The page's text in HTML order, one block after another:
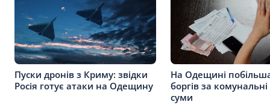
Пуски дронів з Криму: звідки
Росія готує атаки на Одещину
На Одещині
боргів за
суми